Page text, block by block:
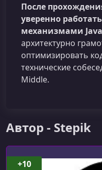
После
уверенно
механизмами
архитектурно
оптимизировать
технические
Middle.
Автор - Stepik
+10